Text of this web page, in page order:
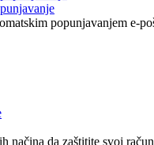
popunjavanjem e-
načina da zaštitite svoj